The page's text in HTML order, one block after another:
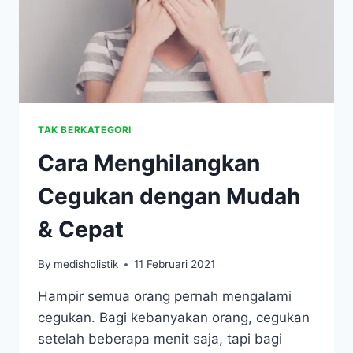
TAK BERKATEGORI
Cara Menghilangkan
Cegukan dengan Mudah
& Cepat
By medisholistik 11 Februari 2021
Hampir semua orang pernah mengalami
cegukan. Bagi kebanyakan orang, cegukan
setelah beberapa menit saja, tapi bagi